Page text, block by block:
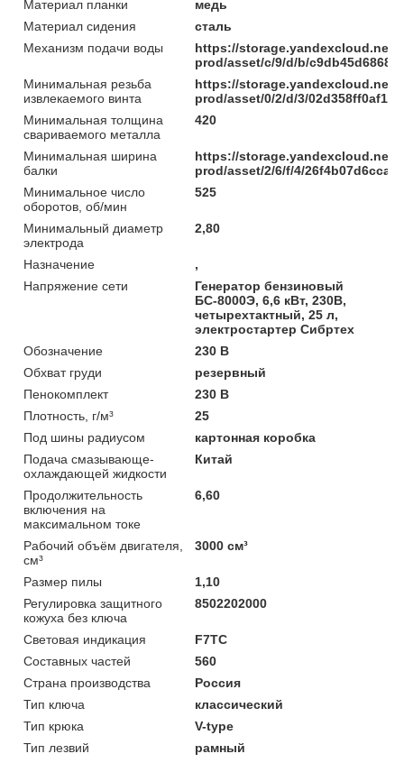
Материал планки
медь
Материал сидения
сталь
Механизм подачи воды
https://storage.yandexcloud.net/
prod/asset/c/9/d/b/
Минимальная резьба
извлекаемого винта
https://storage.yandexcloud.net/
prod/asset/0/2/d/3/
Минимальная толщина
свариваемого металла
420
Минимальная ширина
балки
https://storage.yandexcloud.net/
prod/asset/2/6/f/4/
Минимальное число
оборотов, об/мин
525
Минимальный диаметр
электрода
2,80
Назначение
,
Напряжение сети
Генератор бензиновый
БС-8000Э, 6,6 кВт, 230В,
четырехтактный, 25 л,
электростартер Сибртех
Обозначение
230 В
Обхват груди
резервный
Пенокомплект
230 В
Плотность, г/м³
25
Под шины радиусом
картонная коробка
Подача смазывающе-
охлаждающей жидкости
Китай
Продолжительность
включения на
максимальном токе
6,60
Рабочий объём двигателя,
см³
3000 см³
Размер пилы
1,10
Регулировка защитного
кожуха без ключа
8502202000
Световая индикация
F7TC
Составных частей
560
Страна производства
Россия
Тип ключа
классический
Тип крюка
V-type
Тип лезвий
рамный